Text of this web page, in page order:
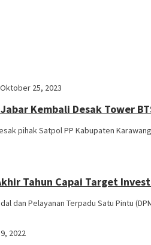
Oktober 25, 2023
Kembali Desak Tower
pihak Satpol PP Kabupaten
Tahun Capai Target
dan Pelayanan Terpadu Satu Pintu
2022